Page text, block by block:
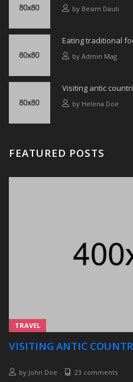
by Besim Dauti
Eating traditional
by Admin Mag
Visiting antic
by Helena Doe
FEATURED POSTS
TRAVEL
VISITING ANTIC
by John Doe 23 comments